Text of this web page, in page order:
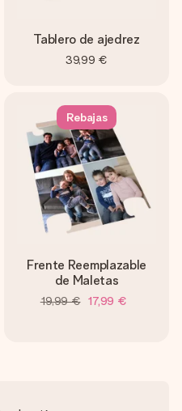
Tablero de ajedrez
39,99 €
Rebajas
Frente Reemplazable
de Maletas
19,99 € 17,99 €